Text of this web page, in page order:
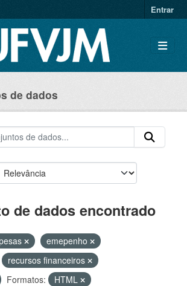
Entrar
de dados
de dados encontrado
emepenho
recursos financeiros
Formatos:
HTML